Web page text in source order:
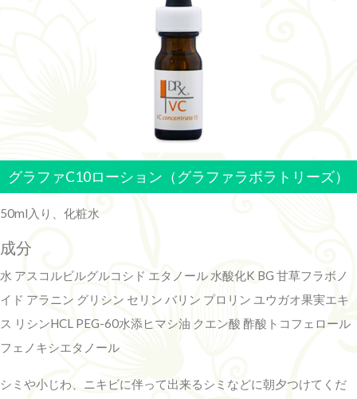
グラファC10ローション（グラファラボラトリーズ）
50ml入り、化粧水
成分
水 アスコルビルグルコシド エタノール 水酸化K BG 甘草フラボノ
イド アラニン グリシン セリン バリン プロリン ユウガオ果実エキ
ス リシンHCL PEG-60水添ヒマシ油 クエン酸 酢酸トコフェロール
フェノキシエタノール
シミや小じわ、ニキビに伴って出来るシミなどに朝夕つけてくだ